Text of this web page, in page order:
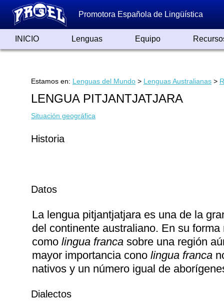
Promotora Española de Lingüística
INICIO Lenguas Equipo
Estamos en: Lenguas del Mundo > Lenguas Australianas >
LENGUA PITJANTJATJARA
Situación geográfica
Historia
Datos
La lengua pitjantjatjara es una de la
del continente australiano. En su
como lingua franca sobre una región
mayor importancia cono lingua franca
nativos y un número igual de
Dialectos